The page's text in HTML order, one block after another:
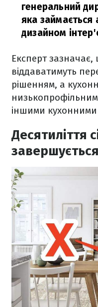
генеральний
яка займається
дизайном
Експерт
віддаватимуть
рішенням, а
іншими
Десятиліття
завершується